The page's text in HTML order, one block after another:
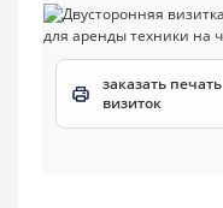
заказать печать
визиток